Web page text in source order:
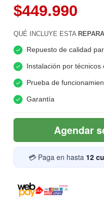
$449.990
QUÉ INCLUYE ESTA
Repuesto de calidad
Instalación por técnicos
Prueba de
Garantía
Agendar
💳 Paga en hasta 12